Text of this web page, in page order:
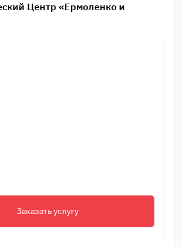
Центр «Ермоленко и
Заказать услугу